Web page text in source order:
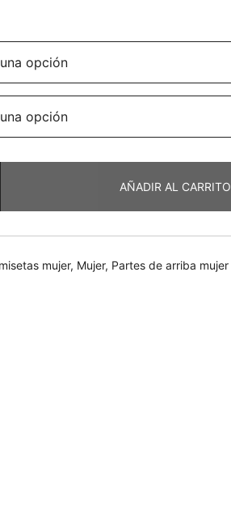
AÑADIR AL CARRITO
mujer, Mujer, Partes de arriba mujer